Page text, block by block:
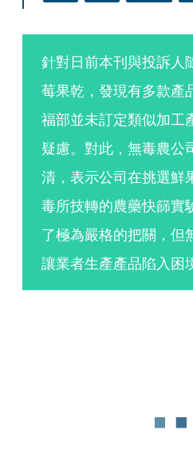
針對日前本刊與投訴人
莓果乾，發現有多款產
福部並未訂定類似加工
疑慮。對此，無毒農公
清，表示公司在挑選鮮
毒所技轉的農藥快篩實
了極為嚴格的把關，但
讓業者生產產品陷入困